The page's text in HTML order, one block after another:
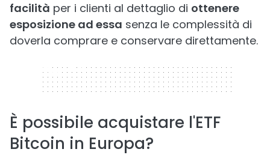
facilità per i clienti al dettaglio di ottenere
esposizione ad essa senza le complessità di
doverla comprare e conservare direttamente.
320 x 50
È possibile acquistare l'ETF
Bitcoin in Europa?